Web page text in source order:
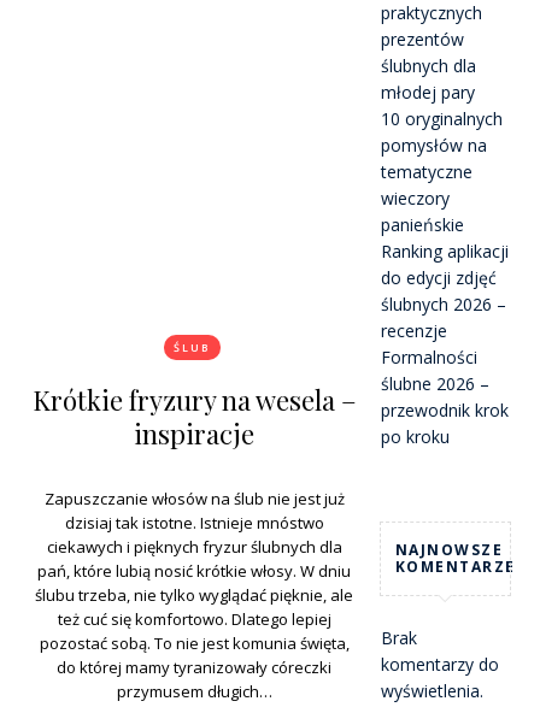
ŚLUB
Krótkie fryzury na wesela –
inspiracje
Zapuszczanie włosów na ślub nie jest już
dzisiaj tak istotne. Istnieje mnóstwo
ciekawych i pięknych fryzur ślubnych dla
pań, które lubią nosić krótkie włosy. W dniu
ślubu trzeba, nie tylko wyglądać pięknie, ale
też cuć się komfortowo. Dlatego lepiej
pozostać sobą. To nie jest komunia święta,
do której mamy tyranizowały córeczki
przymusem długich…
praktycznych
prezentów
ślubnych dla
młodej pary
10 oryginalnych
pomysłów na
tematyczne
wieczory
panieńskie
Ranking aplikacji
do edycji zdjęć
ślubnych 2026 –
recenzje
Formalności
ślubne 2026 –
przewodnik krok
po kroku
NAJNOWSZE
KOMENTARZE
Brak
komentarzy do
wyświetlenia.